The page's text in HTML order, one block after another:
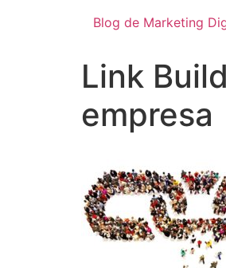
Blog de Marketing
Link
empresa